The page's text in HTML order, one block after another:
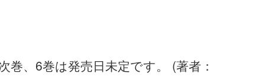
、6巻は発売日未定です。 (著者：